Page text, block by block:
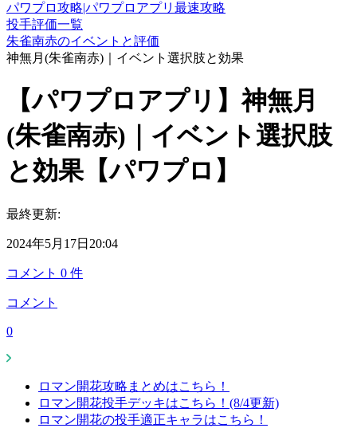
パワプロ攻略|パワプロアプリ最速攻略
投手評価一覧
朱雀南赤のイベントと評価
神無月(朱雀南赤)｜イベント選択肢と効果
【パワプロアプリ】神無月
(朱雀南赤)｜イベント選択肢
と効果【パワプロ】
最終更新:
2024年5月17日20:04
コメント 0 件
コメント
0
ロマン開花攻略まとめはこちら！
ロマン開花投手デッキはこちら！(8/4更新)
ロマン開花の投手適正キャラはこちら！